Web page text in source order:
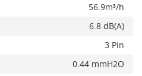
56.9m³/​h
6.8 dB(A)
3 Pin
0.44 mmH2O
x